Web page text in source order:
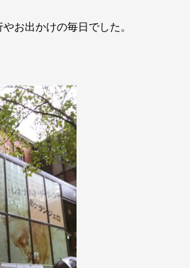
お出かけの毎日でした。